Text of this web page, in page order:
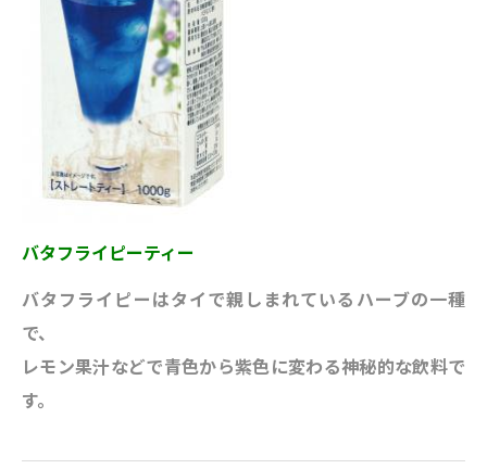
バタフライピーティー
バタフライピーはタイで親しまれているハーブの一種
で、
レモン果汁などで青色から紫色に変わる神秘的な飲料で
す。